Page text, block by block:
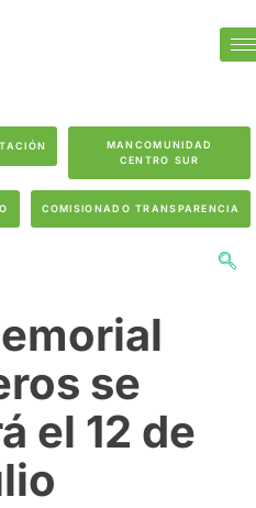
MANCOMUNIDAD
CENTRO SUR
COMISIONADO TRANSPARENCIA
se
el 12 de